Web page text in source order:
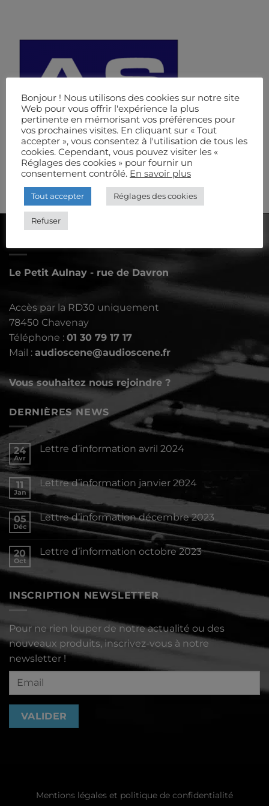
Le Petit Aulnay - rue de Davron
Accès par la RD30 uniquement
78450 Chavenay
Téléphone : 01 30 79 17 17
Mail : audioscene@audioscene.fr
Vous souhaitez nous rejoindre ?
DERNIÈRES NEWS
24
Avr
Lettre d’information avril 2024
sur
Lettre
d’information
2024
11
Jan
Lettre d’information janvier 2024
Aucun
commentaire
sur
Lettre
d’information
05
Déc
Lettre d’information décembre 2023
Aucun
Lettre
d’information
2023
20
Oct
Lettre d’information octobre 2023
Aucun
sur
d’information
2023
INSCRIPTION NEWSLETTER
Pour ne rien louper de notre actualité ou des
nouveaux produits, inscrivez-vous à notre
newsletter !
Mentions légales et politique de confidentialité
Bonjour ! Nous utilisons des cookies sur notre site
Web pour vous offrir l'expérience la plus
pertinente en mémorisant vos préférences pour
vos prochaines visites. En cliquant sur « Tout
accepter », vous consentez à l'utilisation de tous les
cookies. Cependant, vous pouvez visiter les «
Réglages des cookies » pour fournir un
consentement contrôlé. En savoir plus
Tout accepter Réglages des cookies
Refuser